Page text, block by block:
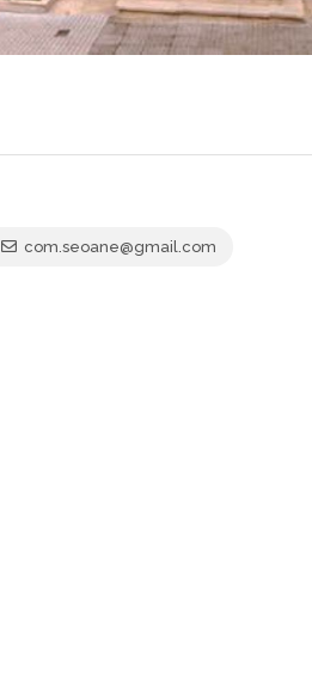
com.seoane@gmail.com